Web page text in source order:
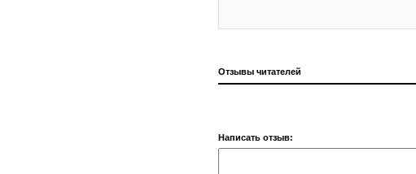
Отзывы читателей
Написать отзыв: